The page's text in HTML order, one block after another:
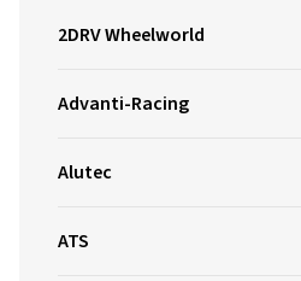
2DRV Wheelworld
Advanti-Racing
Alutec
ATS